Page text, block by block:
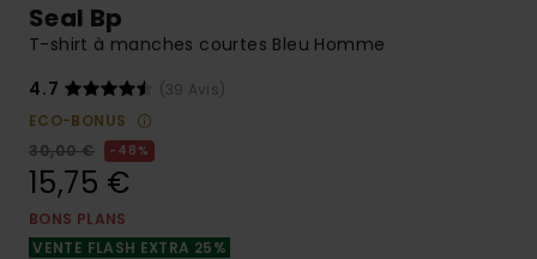
Seal Bp
T-shirt à manches courtes Bleu Homme
4.7
(39 Avis)
ECO-BONUS
30,00 €
48%
15,75 €
BONS PLANS
VENTE FLASH EXTRA 25%